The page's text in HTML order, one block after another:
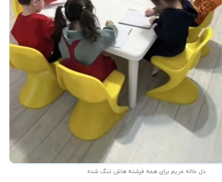
دل خاله مریم برای همه فرشته هاش تنگ شده